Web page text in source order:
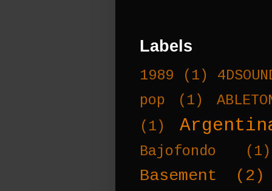
Labels
1989 (1)
pop
(1)
(1)
Bajofondo (1)
Basement (2)